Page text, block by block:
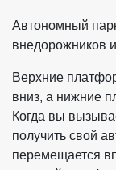
Автономный
внедорожников
Верхние
вниз, а нижние
Когда вы
получить свой
перемещается